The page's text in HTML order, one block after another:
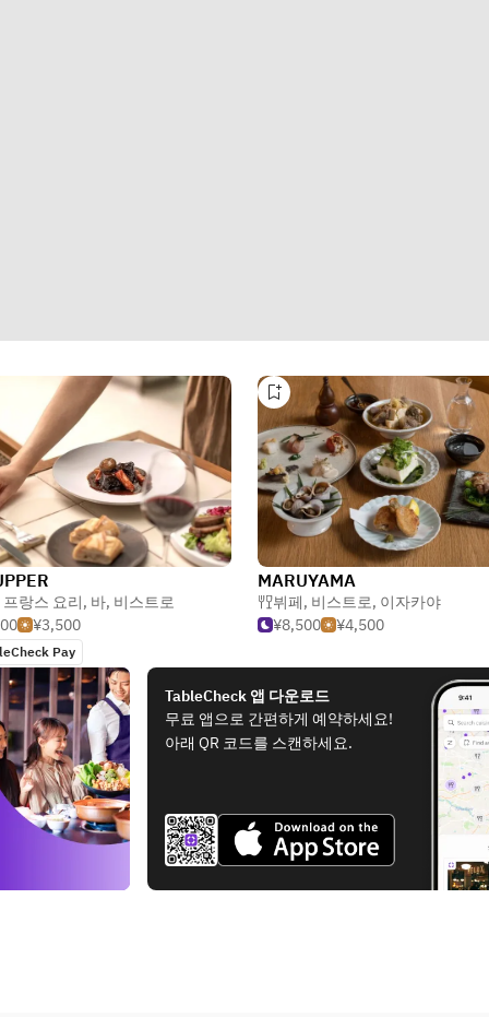
랑스 요리, 바, 비스트로
¥3,500
Pay
MARUYAMA
뷔페, 비스트로, 이자카야
¥8,500
¥4,500
TableCheck 앱 다운로드
무료 앱으로 간편하게 예약하세요!
아래 QR 코드를 스캔하세요.